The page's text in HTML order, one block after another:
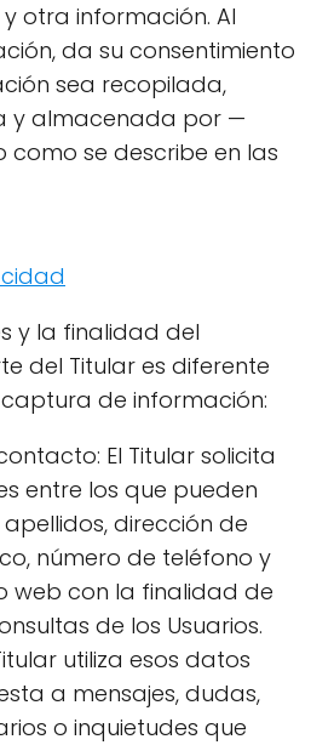
otra información. Al
da su consentimiento
sea recopilada,
y almacenada por —
como se describe en las
y la finalidad del
del Titular es diferente
de información:
El Titular solicita
entre los que pueden
dirección de
número de teléfono y
web con la finalidad de
de los Usuarios.
utiliza esos datos
a mensajes, dudas,
o inquietudes que